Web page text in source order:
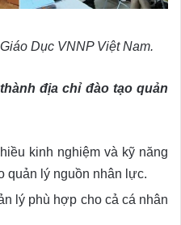
Dục VNNP Việt Nam.
địa chỉ đào tạo quản
kinh nghiệm và kỹ năng
quản lý nguồn nhân lực.
lý phù hợp cho cả cá nhân